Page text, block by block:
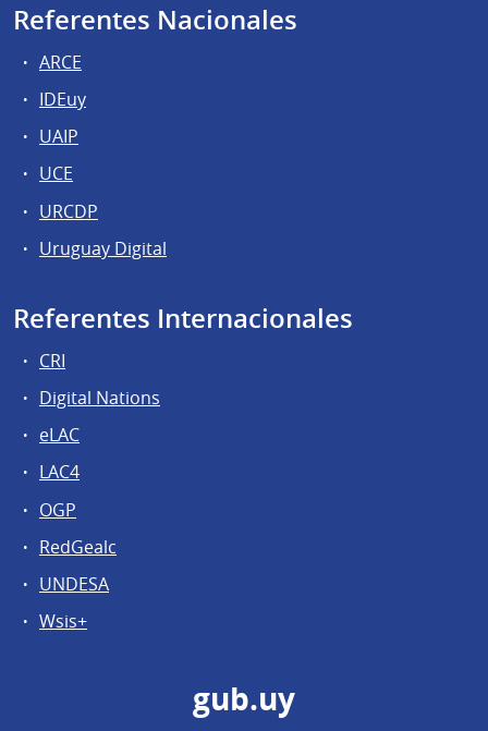
Referentes Nacionales
ARCE
IDEuy
UAIP
UCE
URCDP
Uruguay Digital
Referentes Internacionales
CRI
Digital Nations
eLAC
LAC4
OGP
RedGealc
UNDESA
Wsis+
gub.uy